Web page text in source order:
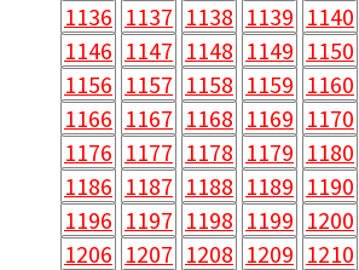
1136 1137 1138 1139 1140
1146 1147 1148 1149 1150
1156 1157 1158 1159 1160
1166 1167 1168 1169 1170
1176 1177 1178 1179 1180
1186 1187 1188 1189 1190
1196 1197 1198 1199 1200
1206 1207 1208 1209 1210